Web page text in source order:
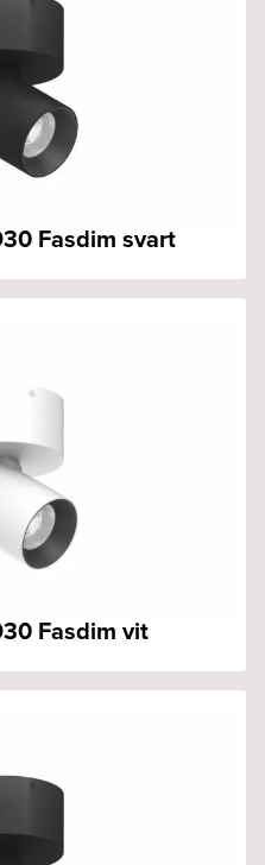
Fasdim svart
Fasdim vit